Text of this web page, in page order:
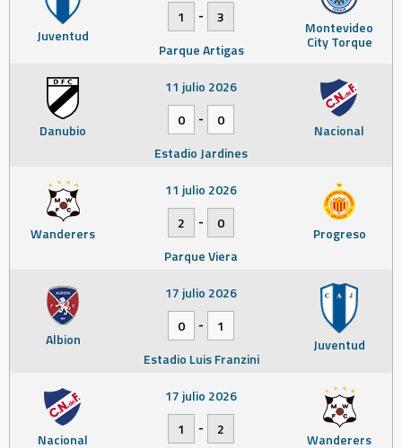
Juventud Montevideo
City Torque
1
-
3
Parque Artigas
Danubio Nacional
11 julio 2026
0
-
0
Estadio Jardines
Wanderers Progreso
11 julio 2026
2
-
0
Parque Viera
Albion Juventud
17 julio 2026
0
-
1
Estadio Luis Franzini
Nacional Wanderers
17 julio 2026
1
-
2